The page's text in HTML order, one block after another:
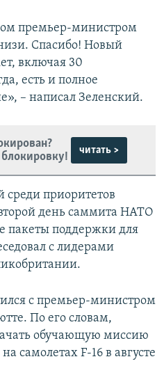
премьер-министром
Спасибо! Новый
включая 30
есть и полное
– написал Зеленский.
читать >
среди приоритетов
день саммита НАТО
пакеты поддержки для
с лидерами
с премьер-министром
По его словам,
обучающую миссию
самолетах F-16 в августе